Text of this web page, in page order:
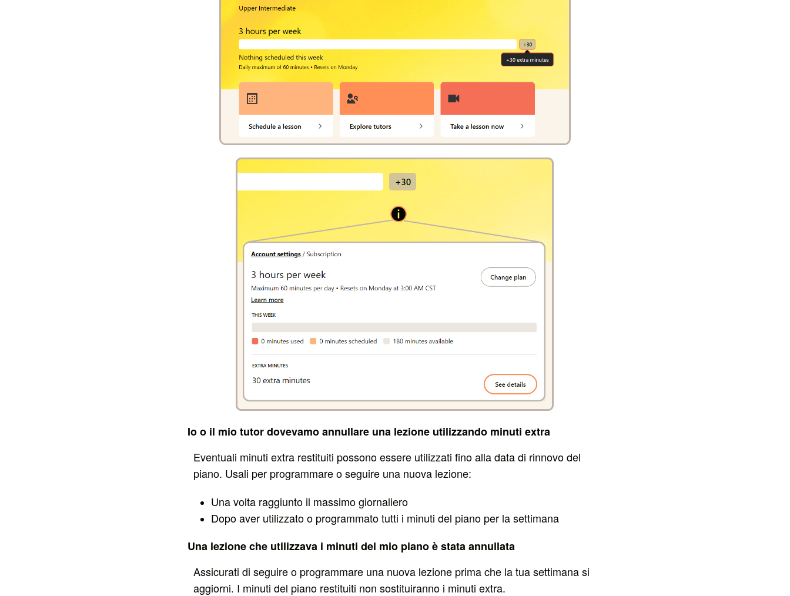
Io o il mio tutor dovevamo annullare una lezione utilizzando minuti extra
Eventuali minuti extra restituiti possono essere utilizzati fino alla data di rinnovo del
piano. Usali per programmare o seguire una nuova lezione:
Una volta raggiunto il massimo giornaliero
Dopo aver utilizzato o programmato tutti i minuti del piano per la settimana
Una lezione che utilizzava i minuti del mio piano è stata annullata
Assicurati di seguire o programmare una nuova lezione prima che la tua settimana si
aggiorni. I minuti del piano restituiti non sostituiranno i minuti extra.